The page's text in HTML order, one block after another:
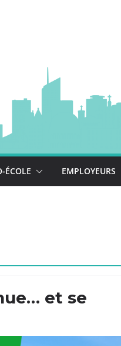
ÉCOLE EMPLOYEURS
et se